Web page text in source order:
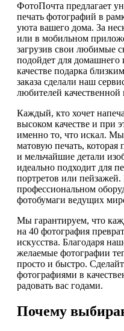
ФотоПочта предлагает
печать фотографий в
уюта вашего дома. За
или в мобильном
загрузив свои любимые
подойдет для домашнего
качестве подарка
заказа сделали наш
любителей качественной
Каждый, кто хочет
высоком качестве и при
именно то, что искал.
матовую печать, которая
и мельчайшие детали
идеально подходит для
портретов или
профессиональном
фотобумаги ведущих
Мы гарантируем, что
на 40 фотография
искусства. Благодаря
желаемые фотографии
просто и быстро.
фотографиями в
радовать вас годами.
Почему